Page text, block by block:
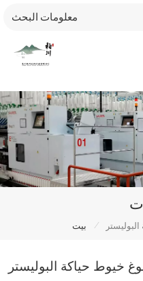
بيت /
خيوط حياكة البوليستر